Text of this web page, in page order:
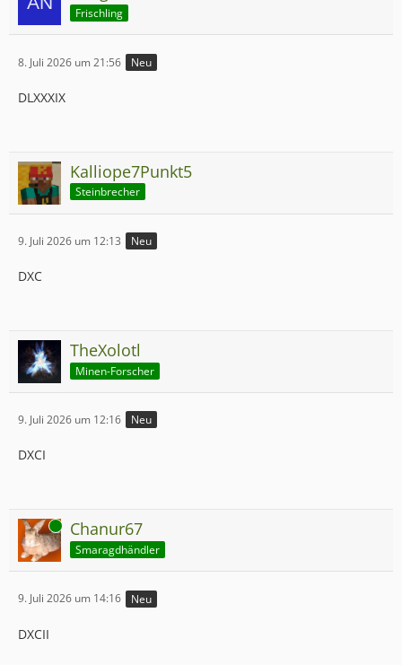
Frischling
8. Juli 2026 um 21:56 Neu
DLXXXIX
Kalliope7Punkt5
Steinbrecher
9. Juli 2026 um 12:13 Neu
DXC
TheXolotl
Minen-Forscher
9. Juli 2026 um 12:16 Neu
DXCI
Online Chanur67
Smaragdhändler
9. Juli 2026 um 14:16 Neu
DXCII